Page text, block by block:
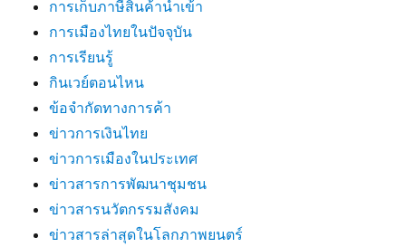
การเก็บภาษีสินค้านำเข้า
การเมืองไทยในปัจจุบัน
การเรียนรู้
กินเวย์ตอนไหน
ข้อจำกัดทางการค้า
ข่าวการเงินไทย
ข่าวการเมืองในประเทศ
ข่าวสารการพัฒนาชุมชน
ข่าวสารนวัตกรรมสังคม
ข่าวสารล่าสุดในโลกภาพยนตร์